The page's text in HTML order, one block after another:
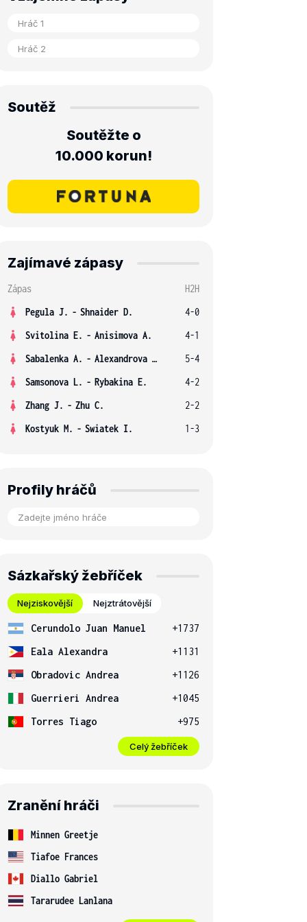
Soutěž
Soutěžte o
10.000 korun!
Zajímavé zápasy
Zápas
H2H
Pegula J. - Shnaider D.
4-0
Svitolina E. - Anisimova A.
4-1
Sabalenka A. - Alexandrova E.
5-4
Samsonova L. - Rybakina E.
4-2
Zhang J. - Zhu C.
2-2
Kostyuk M. - Swiatek I. 1-3
Profily hráčů
Sázkařský žebříček
Nejziskovější Nejztrátovější
Cerundolo Juan Manuel
+1737
Eala Alexandra
+1131
Obradovic Andrea
+1126
Guerrieri Andrea
+1045
Torres Tiago
+975
Celý žebříček
Zranění hráči
Minnen Greetje
Tiafoe Frances
Diallo Gabriel
Tararudee Lanlana